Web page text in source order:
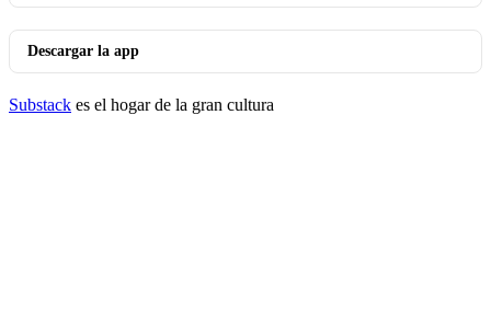
Descargar la app
Substack es el hogar de la gran cultura